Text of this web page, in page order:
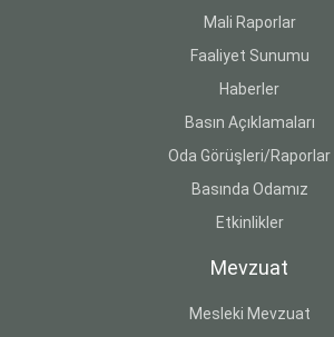
Mali Raporlar
Faaliyet Sunumu
Haberler
Basın Açıklamaları
Oda Görüşleri/Raporlar
Basında Odamız
Etkinlikler
Mevzuat
Mesleki Mevzuat